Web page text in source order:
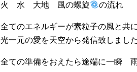
火 水 大地 風の螺旋 の流れ
全てのエネルギーが素粒子の風と共
光一元の愛を天空から発信致しました
全ての準備をおえたら途端に一瞬